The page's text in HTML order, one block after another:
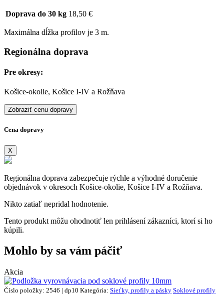
Doprava do 30 kg 18,50 €
Maximálna dĺžka profilov je 3 m.
Regionálna doprava
Pre okresy:
Košice-okolie, Košice I-IV a Rožňava
Zobraziť cenu dopravy
Cena dopravy
X
Regionálna doprava zabezpečuje rýchle a výhodné doručenie
objednávok v okresoch Košice-okolie, Košice I-IV a Rožňava.
Nikto zatiaľ nepridal hodnotenie.
Tento produkt môžu ohodnotiť len prihlásení zákazníci, ktorí si ho
kúpili.
Mohlo by sa vám páčiť
Akcia
Číslo položky: 2546 | dp10 Kategória: Sieťky, profily a pásky Soklové profily